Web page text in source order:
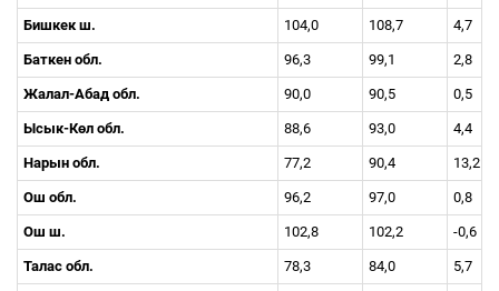
Бишкек ш. 104,0 108,7 4,7
Баткен обл. 96,3 99,1 2,8
Жалал-Абад обл. 90,0 90,5 0,5
Ысык-Көл обл. 88,6 93,0 4,4
Нарын обл. 77,2 90,4 13,2
Ош обл. 96,2 97,0 0,8
Ош ш. 102,8 102,2 -0,6
Талас обл. 78,3 84,0 5,7